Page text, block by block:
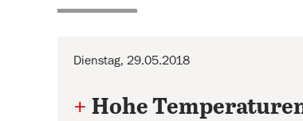
Dienstag, 29.05.2018
+ Hohe